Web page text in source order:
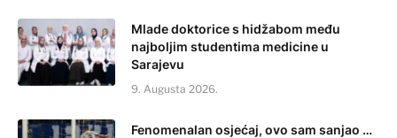
Mlade doktorice s hidžabom među
najboljim studentima medicine u
Sarajevu
9. Augusta 2026.
Fenomenalan osjećaj, ovo sam sanjao …